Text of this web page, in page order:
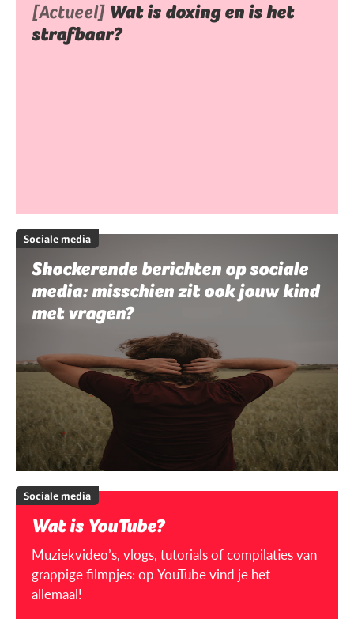
[Actueel] Wat is doxing en is het
strafbaar?
Sociale media
Shockerende berichten op sociale
media: misschien zit ook jouw kind
met vragen?
Sociale media
Wat is YouTube?
Muziekvideo’s, vlogs, tutorials of compilaties van
grappige filmpjes: op YouTube vind je het
allemaal!